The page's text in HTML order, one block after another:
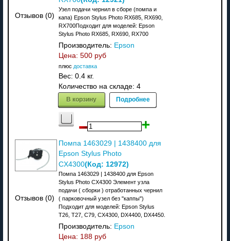
Отзывов (0)
Узел подачи чернил в сборе (помпа и
капа) Epson Stylus Photo RX685, RX690,
RX700Подходит для моделей: Epson
Stylus Photo RX685, RX690, RX700
Производитель: Epson
Цена: 500 руб
плюс доставка
Вес: 0.4 кг.
Количество на складе: 4
В корзину Подробнее
Отзывов (0)
Помпа 1463029 | 1438400 для
Epson Stylus Photo
CX4300(Код: 12972)
Помпа 1463029 | 1438400 для Epson
Stylus Photo CX4300 Элемент узла
подачи ( сборки ) отработанных чернил
( парковочный узел без "каппы")
Подходит для моделей: Epson Stylus
T26, T27, C79, CX4300, DX4400, DX4450.
Производитель: Epson
Цена: 188 руб